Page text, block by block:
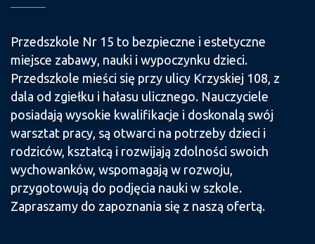
Przedszkole Nr 15 to bezpieczne i estetyczne
miejsce zabawy, nauki i wypoczynku dzieci.
Przedszkole mieści się przy ulicy Krzyskiej 108, z
dala od zgiełku i hałasu ulicznego. Nauczyciele
posiadają wysokie kwalifikacje i doskonalą swój
warsztat pracy, są otwarci na potrzeby dzieci i
rodziców, kształcą i rozwijają zdolności swoich
wychowanków, wspomagają w rozwoju,
przygotowują do podjęcia nauki w szkole.
Zapraszamy do zapoznania się z naszą ofertą.